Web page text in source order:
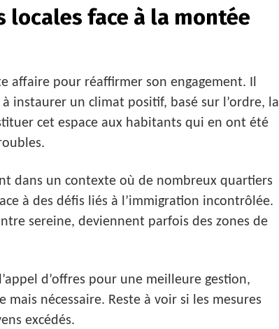
face à la montée
affaire pour réaffirmer son engagement. Il
instaurer un climat positif, basé sur l’ordre, la
cet espace aux habitants qui en ont été
dans un contexte où de nombreux quartiers
à des défis liés à l’immigration incontrôlée.
sereine, deviennent parfois des zones de
d’offres pour une meilleure gestion,
nécessaire. Reste à voir si les mesures
excédés.